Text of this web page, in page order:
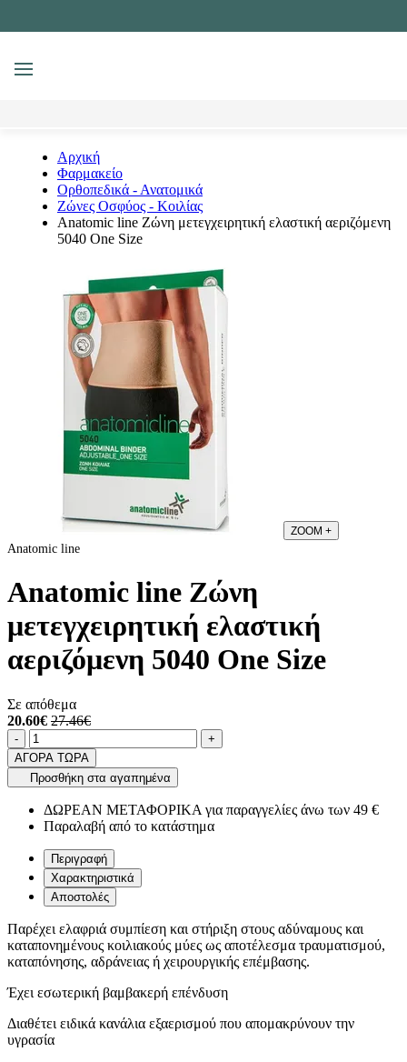
MENU
Αρχική
Φαρμακείο
Ορθοπεδικά - Ανατομικά
Ζώνες Οσφύος - Κοιλίας
Anatomic line Ζώνη μετεγχειρητική ελαστική αεριζόμενη
5040 One Size
ZOOM +
Anatomic line
Anatomic line Ζώνη
μετεγχειρητική ελαστική
αεριζόμενη 5040 One Size
Σε απόθεμα
20.60€ 27.46€
Ποσότητα
-product.increase.quantity +
ΑΓΟΡΑ ΤΩΡΑ
Προσθήκη στα αγαπημένα
ΔΩΡΕΑΝ ΜΕΤΑΦΟΡΙΚΑ για παραγγελίες άνω των 49 €
Παραλαβή από το κατάστημα
Περιγραφή
Χαρακτηριστικά
Αποστολές
Παρέχει ελαφριά συμπίεση και στήριξη στους αδύναμους και
καταπονημένους κοιλιακούς μύες ως αποτέλεσμα τραυματισμού,
καταπόνησης, αδράνειας ή χειρουργικής επέμβασης.
Έχει εσωτερική βαμβακερή επένδυση
Διαθέτει ειδικά κανάλια εξαερισμού που απομακρύνουν την
υγρασία